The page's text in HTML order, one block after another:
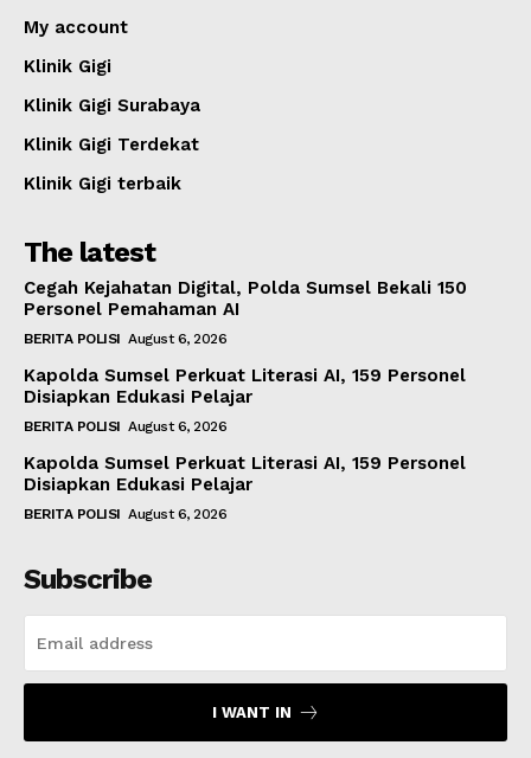
My account
Klinik Gigi
Klinik Gigi Surabaya
Klinik Gigi Terdekat
Klinik Gigi terbaik
The latest
Cegah Kejahatan Digital, Polda Sumsel Bekali 150
Personel Pemahaman AI
BERITA POLISI August 6, 2026
Kapolda Sumsel Perkuat Literasi AI, 159 Personel
Disiapkan Edukasi Pelajar
BERITA POLISI August 6, 2026
Kapolda Sumsel Perkuat Literasi AI, 159 Personel
Disiapkan Edukasi Pelajar
BERITA POLISI August 6, 2026
Subscribe
I WANT IN